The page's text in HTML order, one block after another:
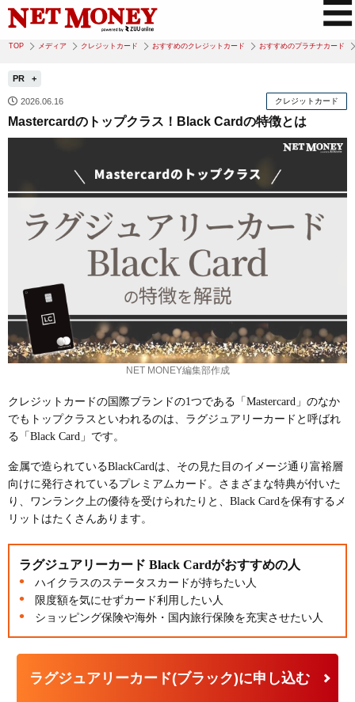
TOP メディア クレジットカード おすすめのクレジットカード おすすめのプラチナカード
PR
2026.06.16 クレジットカード
Mastercardのトップクラス！Black Cardの特徴とは
NET MONEY編集部作成
クレジットカードの国際ブランドの1つである「Mastercard」のなか
でもトップクラスといわれるのは、ラグジュアリーカードと呼ばれ
る「Black Card」です。
金属で造られているBlackCardは、その見た目のイメージ通り富裕層
向けに発行されているプレミアムカード。さまざまな特典が付いた
り、ワンランク上の優待を受けられたりと、Black Cardを保有するメ
リットはたくさんあります。
ラグジュアリーカード Black Cardがおすすめの人
ハイクラスのステータスカードが持ちたい人
限度額を気にせずカード利用したい人
ショッピング保険や海外・国内旅行保険を充実させたい人
ラグジュアリーカード(ブラック)に申し込む